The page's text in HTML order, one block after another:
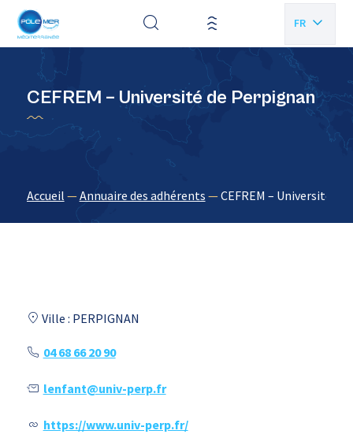
FR
EN
CEFREM – Université de Perpignan
Accueil —Annuaire des adhérents —CEFREM – Université
Ville : PERPIGNAN
04 68 66 20 90
lenfant@univ-perp.fr
https://www.univ-perp.fr/
Panneau de gestion des cookies